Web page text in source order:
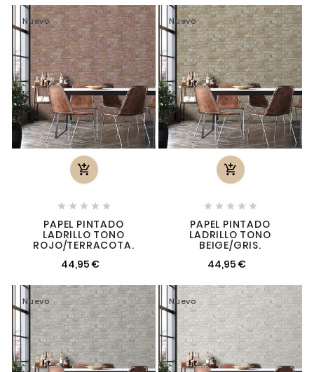
Nuevo

    
PAPEL PINTADO
LADRILLO TONO
ROJO/TERRACOTA.
44,95 €
Nuevo

    
PAPEL PINTADO
LADRILLO TONO
BEIGE/GRIS.
44,95 €
Nuevo Nuevo